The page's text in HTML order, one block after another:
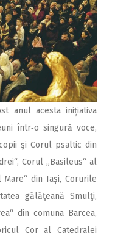
anul acesta inițiativa
într‑o singură voce,
şi Corul psaltic din
Corul „Basileus“ al
Mare“ din Iași, Corurile
gălăţeană Smulţi,
din comuna Barcea,
Cor al Catedralei